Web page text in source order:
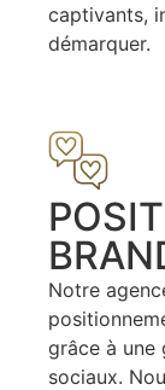
captivants,
démarquer.
Notre
grâce à une
sociaux.